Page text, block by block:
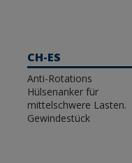
CH-ES
Anti-Rotations
Hülsenanker für
mittelschwere Lasten.
Gewindestück